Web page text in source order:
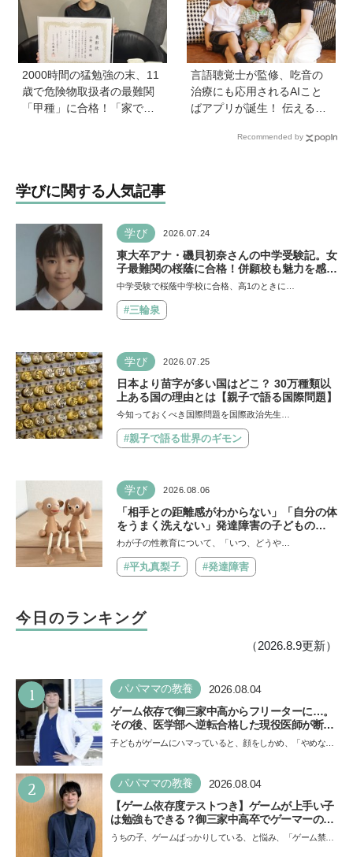
2000時間の猛勉強の末、11
歳で危険物取扱者の最難関
「甲種」に合格！「家で両
言語聴覚士が監修、吃音の
治療にも応用されるAIこと
ばアプリが誕生！ 伝える力
める「ことたね」の魅力と
Recommended by
学びに関する人気記事
学び 2026.07.24
東大卒アナ・磯貝初奈さんの中学受験記。女
子最難関の桜蔭に合格！併願校も魅力を感じ
た渋渋に。母親の声かけは「睡眠が何より大
中学受験で桜蔭中学校に合格、高1のときに…
#三輪泉
学び 2026.07.25
日本より苗字が多い国はどこ？ 30万種類以
上ある国の理由とは【親子で語る国際問題】
今知っておくべき国際問題を国際政治先生…
#親子で語る世界のギモン
学び 2026.08.06
「相手との距離感がわからない」「自分の体
をうまく洗えない」発達障害の子どもの
「性」に関する困りごと・性教育のポイント
聞いた】
わが子の性教育について、「いつ、どうや…
#平丸真梨子 #発達障害
今日のランキング
（2026.8.9更新）
1 パパママの教養 2026.08.04
ゲーム依存で御三家中高からフリーターに…。
その後、医学部へ逆転合格した現役医師が断言
「ゲームの経験が受験勉強に役立った」そう考
子どもがゲームにハマっていると、顔をしかめ、「やめなさ
い…
2 パパママの教養 2026.08.04
【ゲーム依存度テストつき】ゲームが上手い子
は勉強もできる？御三家中高卒でゲーマーの医
師・阿部智史さんが教えるゲームしながら受験
うちの子、ゲームばっかりしている、と悩み、「ゲーム禁